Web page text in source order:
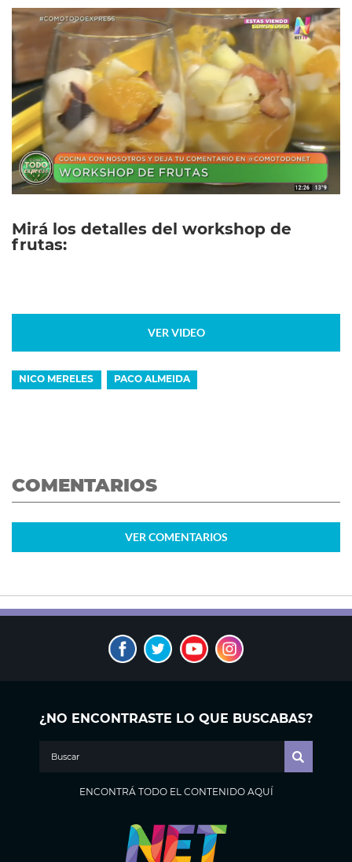
Mirá los detalles del workshop de
frutas:
VER VIDEO
NICO MERELES PACO ALMEIDA
COMENTARIOS
VER COMENTARIOS
¿NO ENCONTRASTE LO QUE BUSCABAS?
ENCONTRÁ TODO EL CONTENIDO AQUÍ